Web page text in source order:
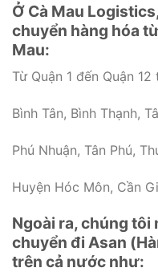
Ở Cà Mau
chuyển hàng hóa
Mau:
Từ Quận 1 đến Quận 12
Bình Tân, Bình Thạnh,
Phú Nhuận, Tân Phú,
Huyện Hóc Môn, Cần
Ngoài ra, chúng tôi
chuyển đi Asan
trên cả nước như: